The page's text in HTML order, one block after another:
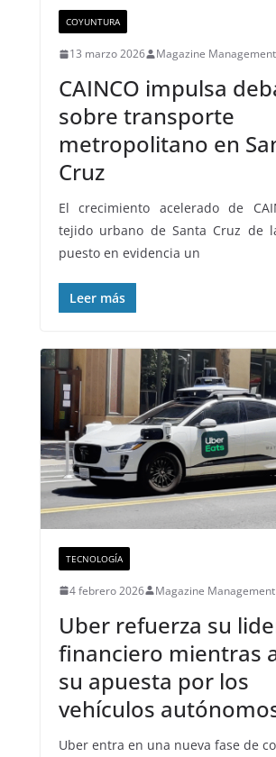
COYUNTURA
13 marzo 2026 Magazine Management
CAINCO impulsa
sobre transporte
metropolitano en
Cruz
El crecimiento acelerado de
tejido urbano de Santa Cruz de
puesto en evidencia un
Leer más
TECNOLOGÍA
4 febrero 2026 Magazine Management
Uber refuerza su
financiero mientras
su apuesta por los
vehículos
Uber entra en una nueva fase de